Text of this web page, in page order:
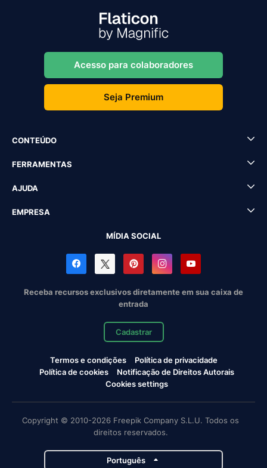
Acesso para colaboradores
Seja Premium
CONTEÚDO
FERRAMENTAS
AJUDA
EMPRESA
MÍDIA SOCIAL
Receba recursos exclusivos diretamente em sua caixa de
entrada
Cadastrar
Termos e condições
Política de privacidade
Política de cookies
Notificação de Direitos Autorais
Cookies settings
Copyright © 2010-2026 Freepik Company S.L.U. Todos os
direitos reservados.
Português